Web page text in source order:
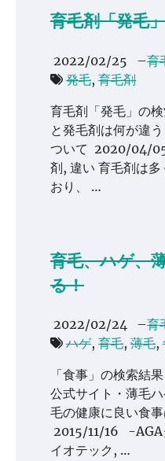
育毛剤「発毛
2022/02/25 –育
発毛, 育毛剤
育毛剤「発毛」の
と発毛剤は何が違
ついて 2020/04/
剤, 違い 育毛剤は
おり、 …
育毛、ハゲ、
る！
2022/02/24 –育
ハゲ, 育毛, 薄毛,
「食事」の検索結
公式サイト・薄毛
毛の健康に良い食
2015/11/16 -AGA
イオテック, …